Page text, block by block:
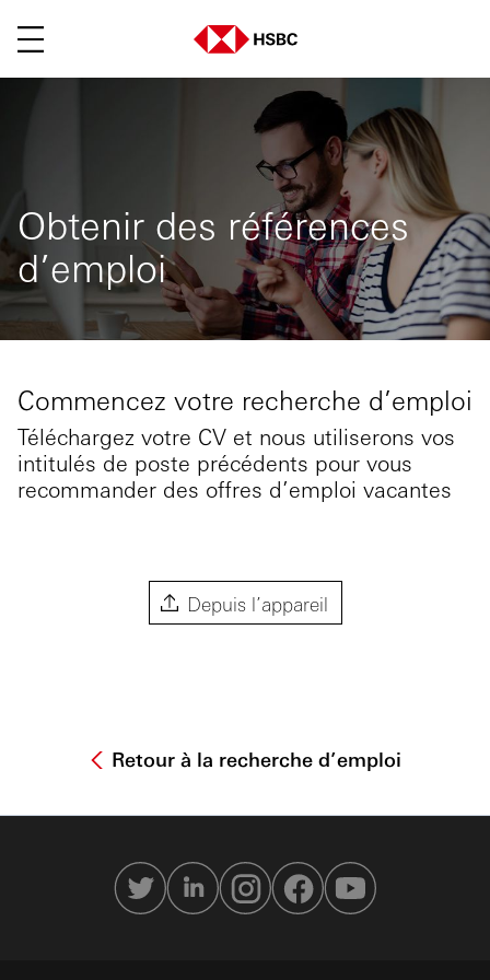
Obtenir des références
d’emploi
Commencez votre recherche d’emploi
Téléchargez votre CV et nous utiliserons vos
intitulés de poste précédents pour vous
recommander des offres d’emploi vacantes
Depuis l’appareil
Retour à la recherche d’emploi